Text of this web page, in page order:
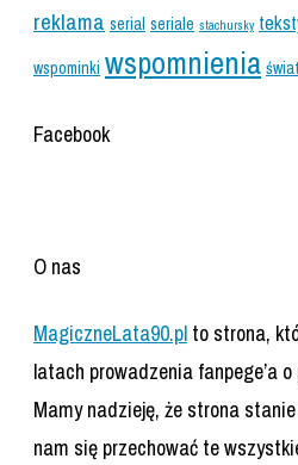
reklama serial seriale stachursky
wspominki wspomnienia
Facebook
O nas
MagiczneLata90.pl to strona,
latach prowadzenia fanpege’a
Mamy nadzieję, że strona
nam się przechować te